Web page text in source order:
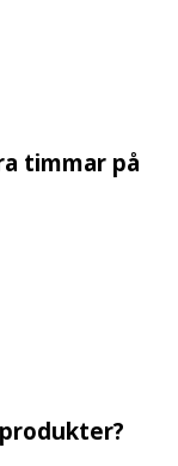
timmar på